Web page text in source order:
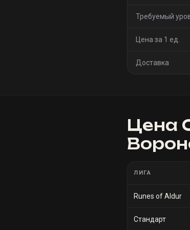
Требуемый
Цена за 1 ед.
Доставка
Цена
ЛИГА
Runes of Aldur
Стандарт